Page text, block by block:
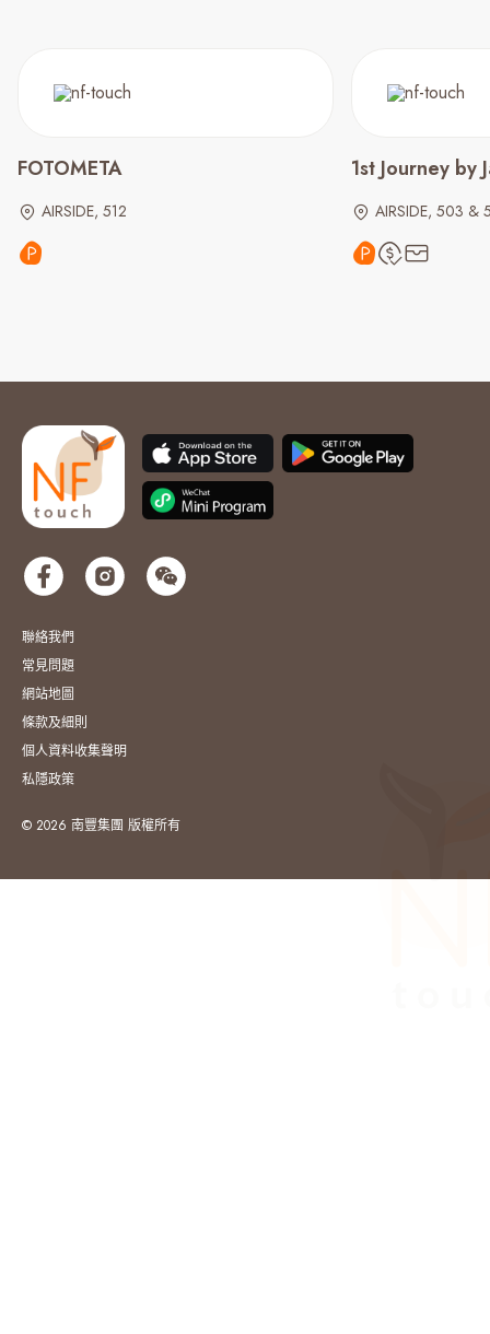
FOTOMETA
AIRSIDE, 512
1st Journey by
AIRSIDE, 503 &
聯絡我們
常見問題
網站地圖
條款及細則
個人資料收集聲明
私隱政策
© 2026 南豐集團 版權所有